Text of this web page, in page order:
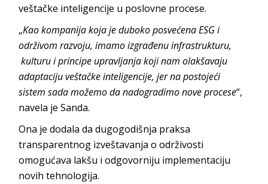
veštačke inteligencije u poslovne procese.
„Kao kompanija koja je duboko posvećena ESG i
održivom razvoju, imamo izgrađenu infrastrukturu,
kulturu i principe upravljanja koji nam olakšavaju
adaptaciju veštačke inteligencije, jer na postojeći
sistem sada možemo da nadogradimo nove procese“,
navela je Sanda.
Ona je dodala da dugogodišnja praksa
transparentnog izveštavanja o održivosti
omogućava lakšu i odgovorniju implementaciju
novih tehnologija.